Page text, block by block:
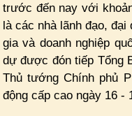
trước đến nay với
là các nhà lãnh đạo,
gia và doanh nghiệp
dự được đón tiếp Tổng
Thủ tướng Chính phủ
động cấp cao ngày 16 -